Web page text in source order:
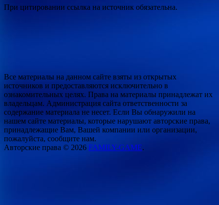
При цитировании ссылка на источник обязательна.
Все материалы на данном сайте взяты из открытых
источников и предоставляются исключительно в
ознакомительных целях. Права на материалы принадлежат их
владельцам. Администрация сайта ответственности за
содержание материала не несет. Если Вы обнаружили на
нашем сайте материалы, которые нарушают авторские права,
принадлежащие Вам, Вашей компании или организации,
пожалуйста, сообщите нам.
Авторские права © 2026 FAMILY-GAME.